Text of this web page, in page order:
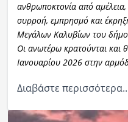
ανθρωποκτονία από
συρροή, εμπρησμό και
Μεγάλων Καλυβίων του
Οι ανωτέρω κρατούνται και
Ιανουαρίου 2026 στην
Διαβάστε